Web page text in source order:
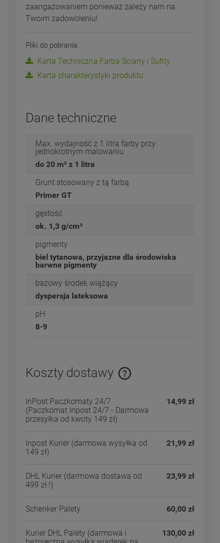
zaangażowaniem ponieważ zależy nam na
Twoim zadowoleniu!
Pliki do pobrania:
Karta Techniczna Farba Ściany i Sufity
Karta charakterystyki produktu
Dane techniczne
Max. wydajność z 1 litra farby przy
jednokrotnym malowaniu
do 20 m² z 1 litra
Grunt stosowany z tą farbą
Primer GT
gęstość
ok. 1,3 g/cm³
pigmenty
biel tytanowa, przyjazne dla środowiska
barwne pigmenty
bazowy środek wiążący
dyspersja lateksowa
pH
8-9
Koszty dostawy
Cena nie zawiera ewentualnych kosztów płatności
InPost Paczkomaty 24/7
(Paczkomat Inpost 24/7 - Darmowa
przesyłka od kwoty 149 zł)
14,99 zł
Inpost Kurier (darmowa wysyłka od
149 zł)
21,99 zł
DHL Kurier (darmowa dostawa od
499 zł !)
23,99 zł
Schenker Palety 60,00 zł
Kurier DHL Palety (darmowa i
130,00 zł